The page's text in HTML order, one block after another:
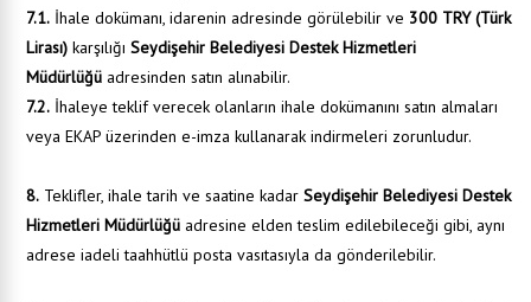
7.1. İhale dokümanı, idarenin adresinde görülebilir ve 300 TRY (Türk
Lirası) karşılığı Seydişehir Belediyesi Destek Hizmetleri
Müdürlüğü adresinden satın alınabilir.
7.2. İhaleye teklif verecek olanların ihale dokümanını satın almaları
veya EKAP üzerinden e-imza kullanarak indirmeleri zorunludur.
8. Teklifler, ihale tarih ve saatine kadar Seydişehir Belediyesi Destek
Hizmetleri Müdürlüğü adresine elden teslim edilebileceği gibi, aynı
adrese iadeli taahhütlü posta vasıtasıyla da gönderilebilir.